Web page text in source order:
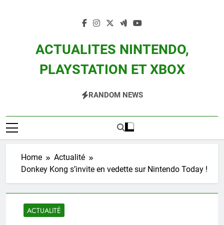
ACTUALITES NINTENDO,
PLAYSTATION ET XBOX
Zelda, Splatoon, Pokemon Entre Autres
RANDOM NEWS
Home
Actualité
Donkey Kong s’invite en vedette sur Nintendo Today !
ACTUALITÉ